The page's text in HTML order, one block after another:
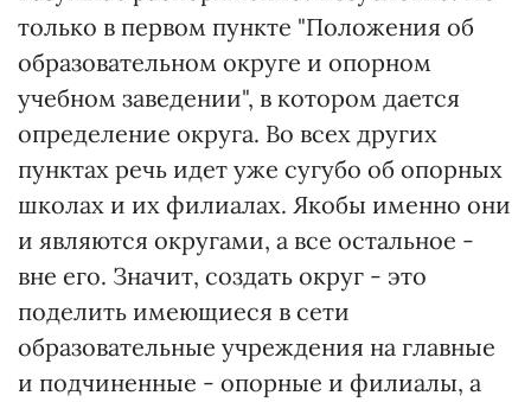
только в первом пункте "Положения об
образовательном округе и опорном
учебном заведении", в котором дается
определение округа. Во всех других
пунктах речь идет уже сугубо об опорных
школах и их филиалах. Якобы именно они
и являются округами, а все остальное -
вне его. Значит, создать округ - это
поделить имеющиеся в сети
образовательные учреждения на главные
и подчиненные - опорные и филиалы, а